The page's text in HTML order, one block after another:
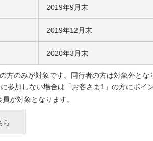
2019年9月末
2019年12月末
2020年3月末
方のみが対象です。同行者の方は対象外とな
参加しない場合は「お客さま1」の方にポイ
が対象となります。
ら